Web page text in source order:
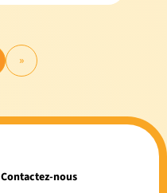
»
Contactez-nous